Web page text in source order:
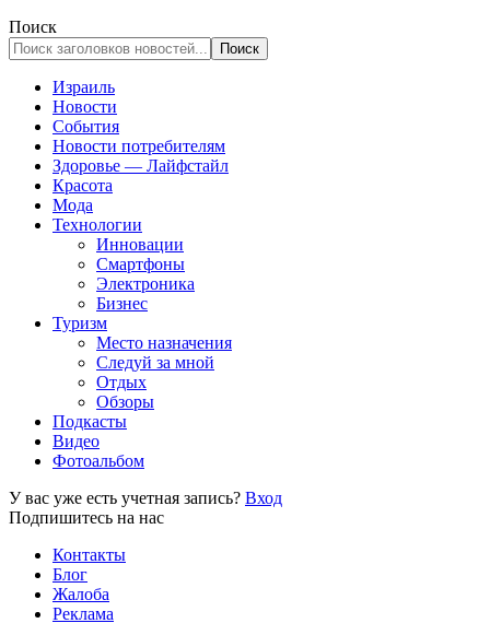
Поиск
Израиль
Новости
События
Новости потребителям
Здоровье — Лайфстайл
Красота
Мода
Технологии
Инновации
Смартфоны
Электроника
Бизнес
Туризм
Место назначения
Следуй за мной
Отдых
Обзоры
Подкасты
Видео
Фотоальбом
У вас уже есть учетная запись? Вход
Подпишитесь на нас
Контакты
Блог
Жалоба
Реклама